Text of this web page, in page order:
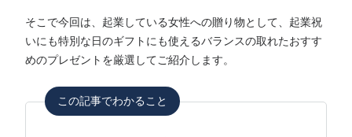
そこで今回は、起業している女性への贈り物として、起業祝
いにも特別な日のギフトにも使えるバランスの取れたおすす
めのプレゼントを厳選してご紹介します。
この記事でわかること